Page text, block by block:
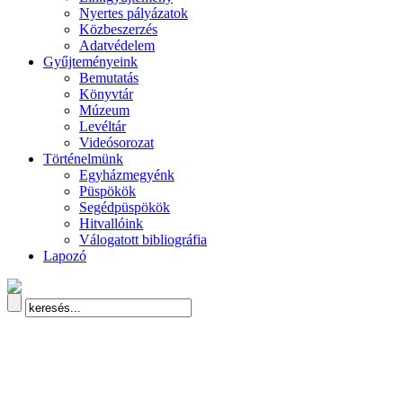
Nyertes pályázatok
Közbeszerzés
Adatvédelem
Gyűjteményeink
Bemutatás
Könyvtár
Múzeum
Levéltár
Videósorozat
Történelmünk
Egyházmegyénk
Püspökök
Segédpüspökök
Hitvallóink
Válogatott bibliográfia
Lapozó